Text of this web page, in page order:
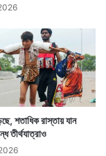
ওই মহিলার।
শতাধিক রাস্তায় যান
তীর্থযাত্রাও